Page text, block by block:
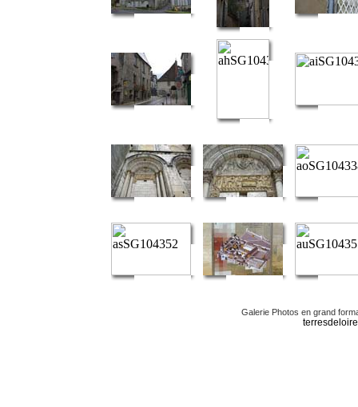
Galerie Photos en grand